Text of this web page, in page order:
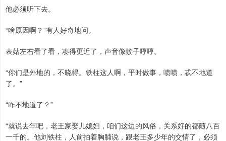
他必须听下去。
“啥原因啊？”有人好奇地问。
表姑左右看了看，凑得更近了，声音像蚊子哼哼。
“你们是外地的，不晓得。铁柱这人啊，平时做事，啧啧，忒不地道
了。”
“咋不地道了？”
“就说去年吧，老王家娶儿媳妇，咱们这边的风俗，关系好的都随八百
一千的。他刘铁柱，人前拍着胸脯说，跟老王多少年的交情了，必须